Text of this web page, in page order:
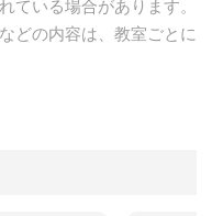
ている場合があります。
どの内容は、教室ごとに